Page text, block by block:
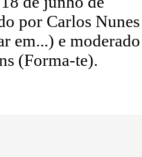
por Carlos Nunes
em...) e moderado
(Forma-te).